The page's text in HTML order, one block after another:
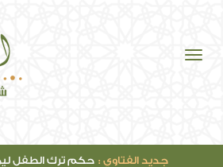
جديد الصوتيات : مقدمة مفتاح دار